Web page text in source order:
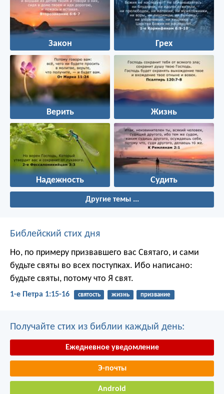
Закон Грех
Верить Жизнь
Надежность Судить
Другие темы ...
Библейский стих дня
Но, по примеру призвавшего вас Святаго, и сами
будьте святы во всех поступках. Ибо написано:
будьте святы, потому что Я свят.
1-е Петра 1:15-16 святость жизнь призвание
Получайте стих из библии каждый день:
Ежедневное уведомление
Э-почты
Android